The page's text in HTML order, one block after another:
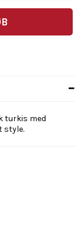
turkis med
style.